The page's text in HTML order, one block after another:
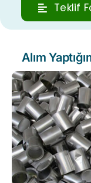
Teklif
Alım